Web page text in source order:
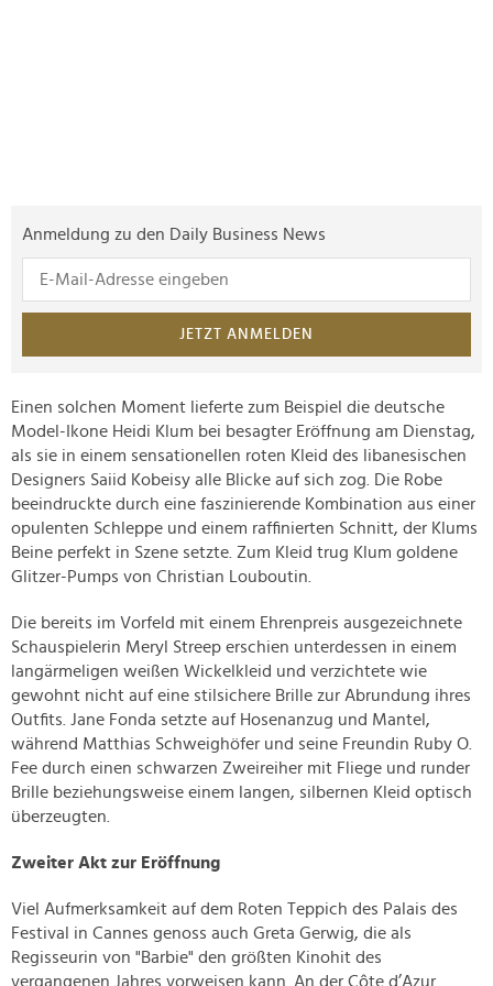
Anmeldung zu den Daily Business News
JETZT ANMELDEN
Einen solchen Moment lieferte zum Beispiel die deutsche
Model-Ikone Heidi Klum bei besagter Eröffnung am Dienstag,
als sie in einem sensationellen roten Kleid des libanesischen
Designers Saiid Kobeisy alle Blicke auf sich zog. Die Robe
beeindruckte durch eine faszinierende Kombination aus einer
opulenten Schleppe und einem raffinierten Schnitt, der Klums
Beine perfekt in Szene setzte. Zum Kleid trug Klum goldene
Glitzer-Pumps von Christian Louboutin.
Die bereits im Vorfeld mit einem Ehrenpreis ausgezeichnete
Schauspielerin Meryl Streep erschien unterdessen in einem
langärmeligen weißen Wickelkleid und verzichtete wie
gewohnt nicht auf eine stilsichere Brille zur Abrundung ihres
Outfits. Jane Fonda setzte auf Hosenanzug und Mantel,
während Matthias Schweighöfer und seine Freundin Ruby O.
Fee durch einen schwarzen Zweireiher mit Fliege und runder
Brille beziehungsweise einem langen, silbernen Kleid optisch
überzeugten.
Zweiter Akt zur Eröffnung
Viel Aufmerksamkeit auf dem Roten Teppich des Palais des
Festival in Cannes genoss auch Greta Gerwig, die als
Regisseurin von "Barbie" den größten Kinohit des
vergangenen Jahres vorweisen kann. An der Côte d’Azur